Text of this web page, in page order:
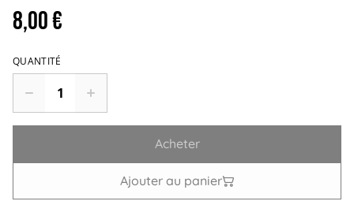
8,00 €
QUANTITÉ
Acheter
Ajouter au panier